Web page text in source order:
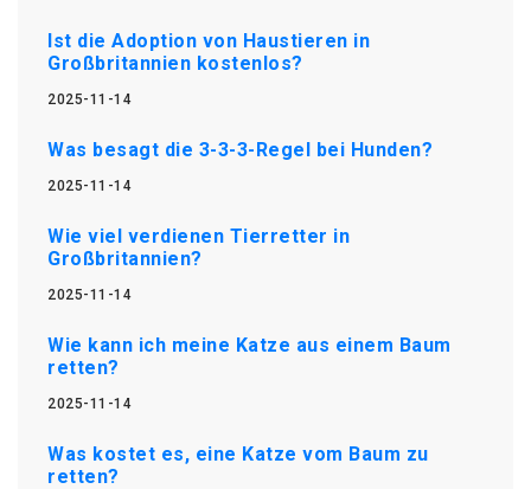
Ist die Adoption von Haustieren in
Großbritannien kostenlos?
2025-11-14
Was besagt die 3-3-3-Regel bei Hunden?
2025-11-14
Wie viel verdienen Tierretter in
Großbritannien?
2025-11-14
Wie kann ich meine Katze aus einem Baum
retten?
2025-11-14
Was kostet es, eine Katze vom Baum zu
retten?